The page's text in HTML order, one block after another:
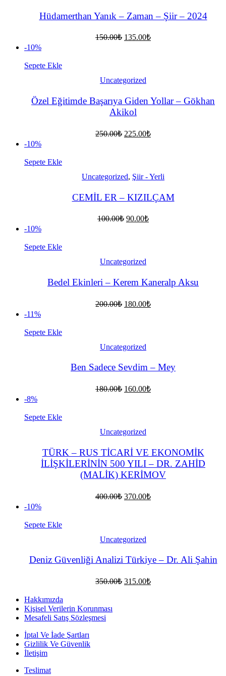
Hüdamerthan Yanık – Zaman – Şiir – 2024
150.00₺ Orijinal
135.00₺Şu
-10%
Sepete Ekle
Uncategorized
Özel Eğitimde Başarıya Giden Yollar – Gökhan
Akikol
250.00₺ Orijinal
225.00₺Şu
-10%
Sepete Ekle
Uncategorized, Şiir - Yerli
CEMİL ER – KIZILÇAM
100.00₺ Orijinal
90.00₺Şu
-10%
Sepete Ekle
Uncategorized
Bedel Ekinleri – Kerem Kaneralp Aksu
200.00₺ Orijinal
180.00₺Şu
-11%
Sepete Ekle
Uncategorized
Ben Sadece Sevdim – Mey
180.00₺ Orijinal
160.00₺Şu
-8%
Sepete Ekle
Uncategorized
TÜRK – RUS TİCARİ VE EKONOMİK
İLİŞKİLERİNİN 500 YILI – DR. ZAHİD
(MALİK) KERİMOV
400.00₺ Orijinal
370.00₺Şu
-10%
Sepete Ekle
Uncategorized
Deniz Güvenliği Analizi Türkiye – Dr. Ali Şahin
350.00₺ Orijinal
315.00₺Şu
Hakkımızda
Kişisel Verilerin Korunması
Mesafeli Satış Sözleşmesi
İptal Ve İade Şartları
Gizlilik Ve Güvenlik
İletişim
Teslimat